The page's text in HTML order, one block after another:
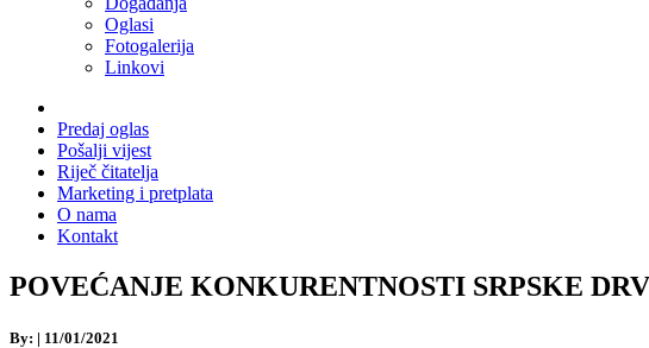
Oglasi
Fotogalerija
Linkovi
Predaj oglas
Pošalji vijest
Riječ čitatelja
Marketing i pretplata
O nama
Kontakt
POVEĆANJE KONKURENTNOSTI SRPSKE
By: | 11/01/2021